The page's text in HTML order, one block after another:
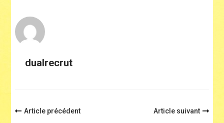
dualrecrut
Navigation
Article précédent Article suivant